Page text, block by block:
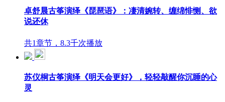
卓舒晨古筝演绎《琵琶语》：凄清婉转、缠绵悱恻、欲
说还休
共1章节，8.3千次播放
苏仪桐古筝演绎《明天会更好》，轻轻敲醒你沉睡的心
灵